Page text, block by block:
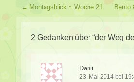
Beitragsverzeichnis
← Montagsblick ~ Woche 21 Bento
2 Gedanken über “der Weg
Danii
23. Mai 2014 bei